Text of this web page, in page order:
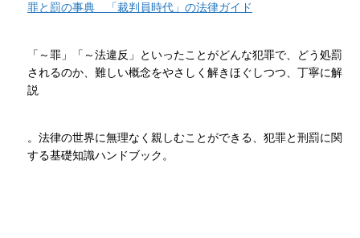
罪と罰の事典 「裁判員時代」の法律ガイド
「～罪」「～法違反」といったことがどんな犯罪で、どう処罰
されるのか、難しい概念をやさしく解きほぐしつつ、丁寧に解
説
。法律の世界に無理なく親しむことができる、犯罪と刑罰に関
する基礎知識ハンドブック。